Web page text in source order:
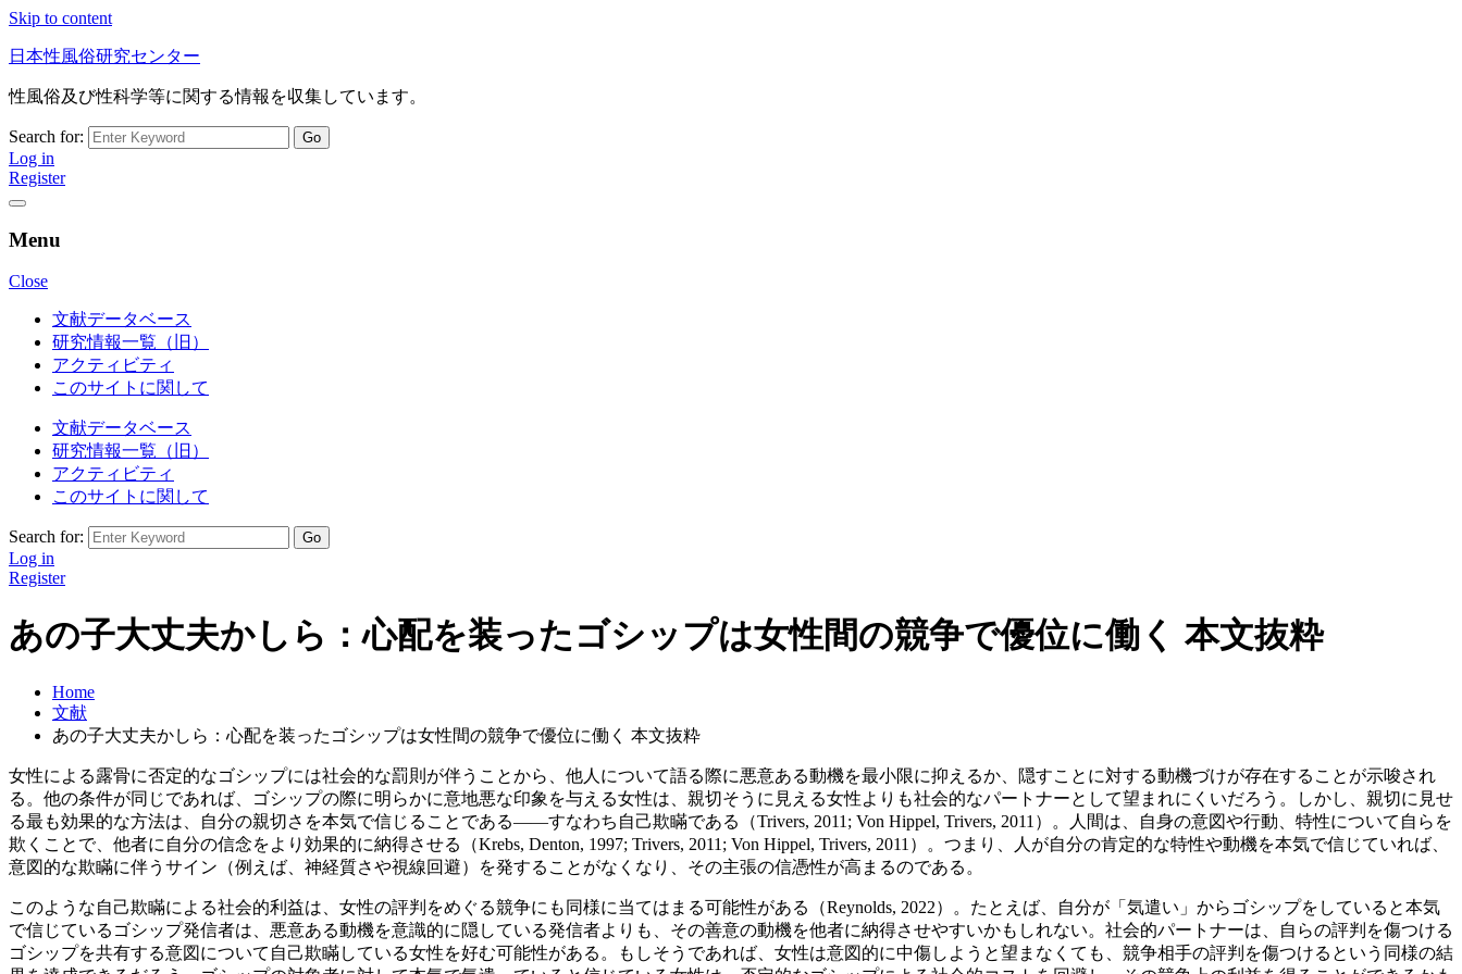
Skip to content
日本性風俗研究センター
性風俗及び性科学等に関する情報を収集しています。
Search for:
Log in
Register
Menu
Close
文献データベース
研究情報一覧（旧）
アクティビティ
このサイトに関して
文献データベース
研究情報一覧（旧）
アクティビティ
このサイトに関して
Search for:
Log in
Register
あの子大丈夫かしら：心配を装ったゴシップは女性間の競争で優位に働く 本文抜粋
Home
文献
あの子大丈夫かしら：心配を装ったゴシップは女性間の競争で優位に働く 本文抜粋
女性による露骨に否定的なゴシップには社会的な罰則が伴うことから、他人について語る際に悪意ある動機を最小限に抑えるか、隠すことに対する動機づけが存在することが示唆され
る。他の条件が同じであれば、ゴシップの際に明らかに意地悪な印象を与える女性は、親切そうに見える女性よりも社会的なパートナーとして望まれにくいだろう。しかし、親切に見せ
る最も効果的な方法は、自分の親切さを本気で信じることである――すなわち自己欺瞞である（Trivers, 2011; Von Hippel, Trivers, 2011）。人間は、自身の意図や行動、特性について自らを
欺くことで、他者に自分の信念をより効果的に納得させる（Krebs, Denton, 1997; Trivers, 2011; Von Hippel, Trivers, 2011）。つまり、人が自分の肯定的な特性や動機を本気で信じていれば、
意図的な欺瞞に伴うサイン（例えば、神経質さや視線回避）を発することがなくなり、その主張の信憑性が高まるのである。
このような自己欺瞞による社会的利益は、女性の評判をめぐる競争にも同様に当てはまる可能性がある（Reynolds, 2022）。たとえば、自分が「気遣い」からゴシップをしていると本気
で信じているゴシップ発信者は、悪意ある動機を意識的に隠している発信者よりも、その善意の動機を他者に納得させやすいかもしれない。社会的パートナーは、自らの評判を傷つける
ゴシップを共有する意図について自己欺瞞している女性を好む可能性がある。もしそうであれば、女性は意図的に中傷しようと望まなくても、競争相手の評判を傷つけるという同様の結